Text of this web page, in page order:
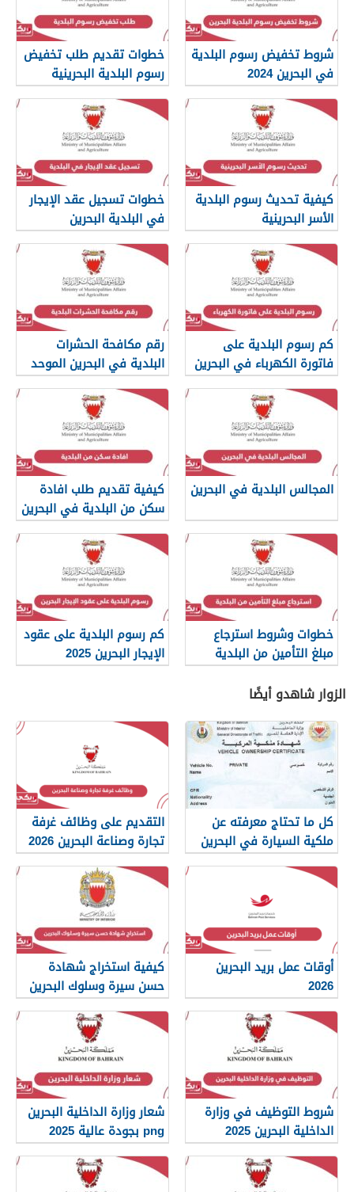
شروط تخفيض رسوم البلدية
في البحرين 2024
خطوات تقديم طلب تخفيض
رسوم البلدية البحرينية
كيفية تحديث رسوم البلدية
الأسر البحرينية
خطوات تسجيل عقد الإيجار
في البلدية البحرين
كم رسوم البلدية على
فاتورة الكهرباء في البحرين
2024
رقم مكافحة الحشرات
البلدية في البحرين الموحد
المجالس البلدية في البحرين
كيفية تقديم طلب افادة
سكن من البلدية في البحرين
خطوات وشروط استرجاع
مبلغ التأمين من البلدية
البحرينية
كم رسوم البلدية على عقود
الإيجار البحرين 2025
الزوار شاهدو أيضًا
كل ما تحتاج معرفته عن
ملكية السيارة في البحرين
التقديم على وظائف غرفة
تجارة وصناعة البحرين 2026
أوقات عمل بريد البحرين
2026
كيفية استخراج شهادة
حسن سيرة وسلوك البحرين
2026
شروط التوظيف في وزارة
الداخلية البحرين 2025
شعار وزارة الداخلية البحرين
png بجودة عالية 2025